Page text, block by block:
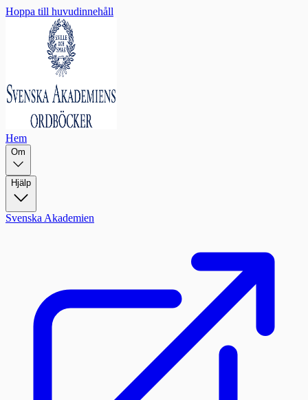
Hoppa till huvudinnehåll
Hem
Om
Hjälp
Svenska Akademien